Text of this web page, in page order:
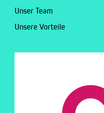
Unser Team
Unsere Vorteile